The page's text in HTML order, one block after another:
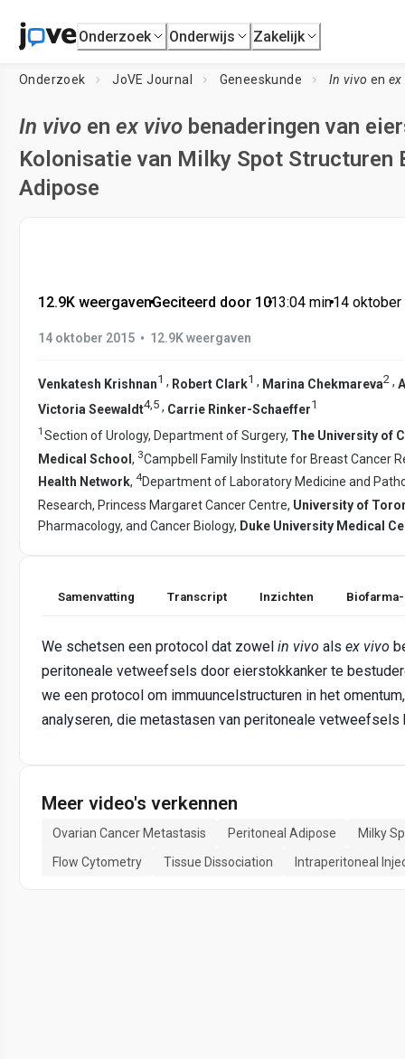
Onderzoek Onderwijs Zakelijk
Onderzoek JoVE Journal Geneeskunde In vivo enex
In vivo en ex vivo benaderingen van
Kolonisatie van Milky Spot Structuren
Adipose
12.9K weergaven•Geciteerd door 10•13:04 min•14 oktober
14 oktober 2015 • 12.9K weergaven
Venkatesh Krishnan1 , Robert Clark1 , Marina Chekmareva2 ,
Victoria Seewaldt4, 5 , Carrie Rinker-Schaeffer1
1 Section of Urology, Department of Surgery, The University of
Medical School , 3Campbell Family Institute for Breast Cancer
Health Network, 4Department of Laboratory Medicine and
Research, Princess Margaret Cancer Centre, University of
Pharmacology, and Cancer Biology, Duke University Medical
Samenvatting Transcript Inzichten
We schetsen een protocol dat zowel in vivo als ex vivo
peritoneale vetweefsels door eierstokkanker te
we een protocol om immuuncelstructuren in het
analyseren, die metastasen van peritoneale vetweefsels
Meer video's verkennen
Ovarian Cancer Metastasis Peritoneal Adipose
Milky
Flow Cytometry
Tissue Dissociation Intraperitoneal